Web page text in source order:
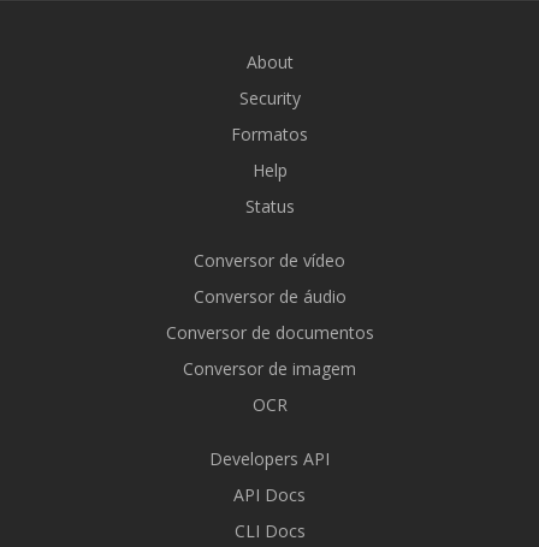
About
Security
Formatos
Help
Status
Conversor de vídeo
Conversor de áudio
Conversor de documentos
Conversor de imagem
OCR
Developers API
API Docs
CLI Docs